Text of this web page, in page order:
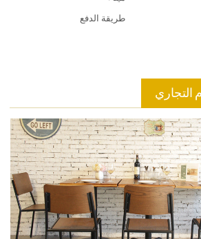
طريقة الدفع
التجاري